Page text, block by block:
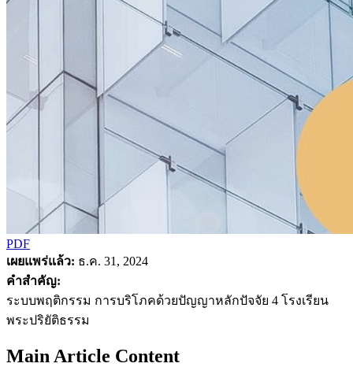
PDF
เผยแพร่แล้ว: ธ.ค. 31, 2024
คำสำคัญ:
ระบบพฤติกรรม การบริโภคด้วยปัญญาหลักปัจจัย 4 โรงเรียน
พระปริยัติธรรม
Main Article Content